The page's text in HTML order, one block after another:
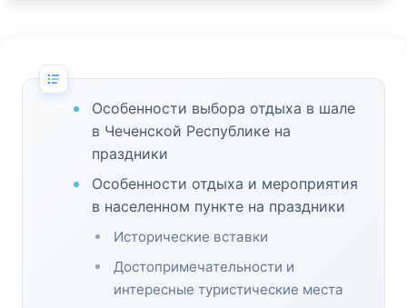
Особенности выбора отдыха в шале
в Чеченской Республике на
праздники
Особенности отдыха и мероприятия
в населенном пункте на праздники
Исторические вставки
Достопримечательности и
интересные туристические места